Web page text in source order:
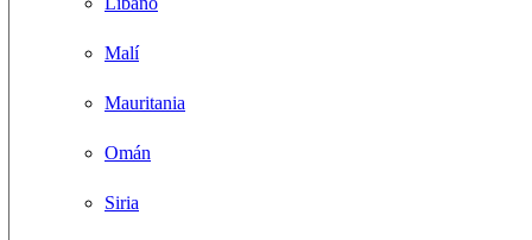
Malí
Mauritania
Omán
Siria